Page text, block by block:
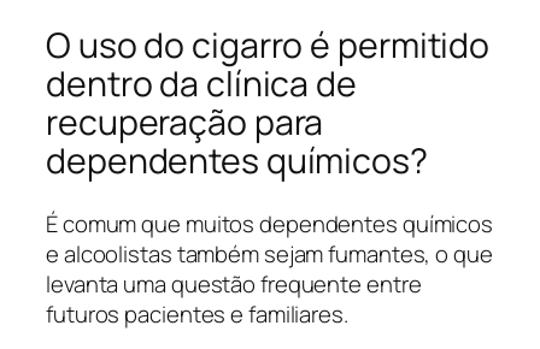
O uso do cigarro é permitido
dentro da clínica de
recuperação para
dependentes químicos?
É comum que muitos dependentes químicos
e alcoolistas também sejam fumantes, o que
levanta uma questão frequente entre
futuros pacientes e familiares.